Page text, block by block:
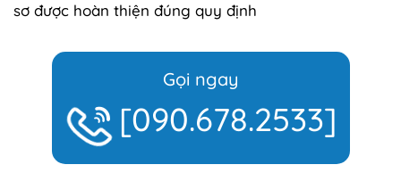
sơ được hoàn thiện đúng quy định
Gọi ngay
[090.678.2533]